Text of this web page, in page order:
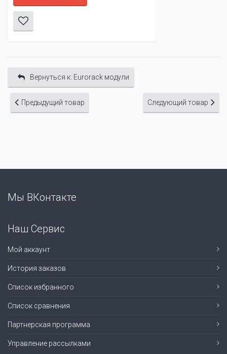
Вернуться к: Eurorack модули
Предыдущий товар Следующий товар
Мы ВКонтакте
Наш Сервис
Мой аккаунт
История заказов
Список избранного
Список сравнения
Партнерская программа
Управление рассылками